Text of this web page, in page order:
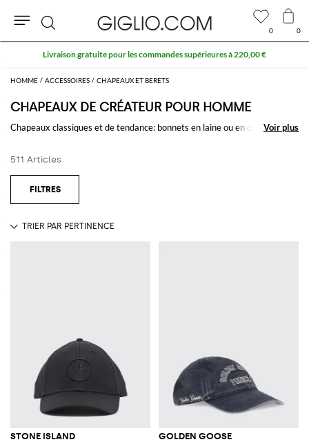
HOMME ACCESSOIRES CHAPEAUX ET BERETS
CHAPEAUX DE CRÉATEUR POUR HOMME
Chapeaux classiques et de tendance: bonnets en laine ou en coton etVoir plus
Voir plus
511 Articles
STONE ISLAND GOLDEN GOOSE
0 0
Rechercher
10 % supplémentaires sur les SOLDES